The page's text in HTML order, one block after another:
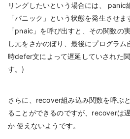
リングしたいという場合には、 panic
「パニック」という状態を発生させ
「pnaic」を呼び出すと、その関数の
し元をさかのぼり、最後にプログラ
時defer文によって遅延していされた
す。)
さらに、recover組み込み関数を呼ぶ
ることができるのですが、recoverは
か 使えないようです。